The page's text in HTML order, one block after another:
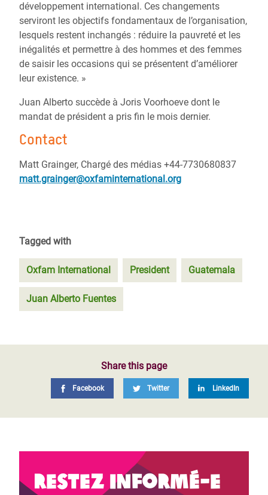
développement international. Ces changements
serviront les objectifs fondamentaux de l’organisation,
lesquels restent inchangés : réduire la pauvreté et les
inégalités et permettre à des hommes et des femmes
de saisir les occasions qui se présentent d’améliorer
leur existence. »
Juan Alberto succède à Joris Voorhoeve dont le
mandat de président a pris fin le mois dernier.
Contact
Matt Grainger, Chargé des médias +44-7730680837
matt.grainger@oxfaminternational.org
Tagged with
Oxfam International President Guatemala
Juan Alberto Fuentes
Share this page
Facebook Twitter LinkedIn
Restez informé-e